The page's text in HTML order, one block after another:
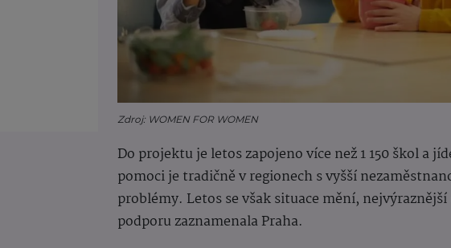
Zdroj: WOMEN FOR WOMEN
Do projektu je letos zapojeno více než 1 150 škol a
pomoci je tradičně v regionech s vyšší
problémy. Letos se však situace mění,
podporu zaznamenala Praha.